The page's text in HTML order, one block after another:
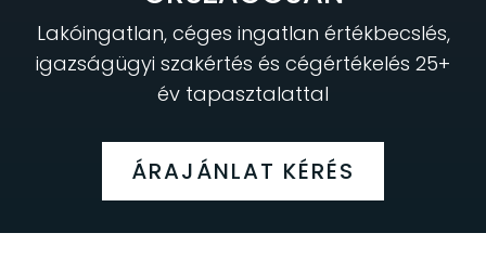
Lakóingatlan, céges ingatlan értékbecslés,
igazságügyi szakértés és cégértékelés 25+
év tapasztalattal
ÁRAJÁNLAT KÉRÉS